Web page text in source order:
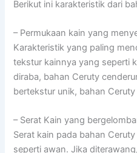
Berikut ini karakteristik dari
– Permukaan kain yang
Karakteristik yang paling
tekstur kainnya yang seperti
diraba, bahan Ceruty
bertekstur unik, bahan
– Serat Kain yang
Serat kain pada bahan
seperti awan. Jika